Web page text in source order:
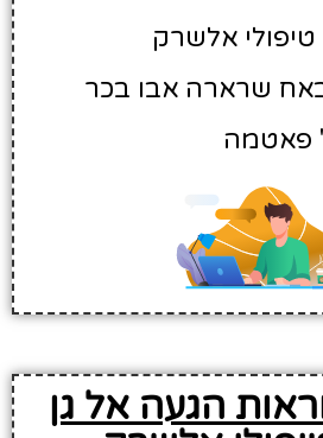
טיפולי אלשרק
שרארה אבו בכר
פאטמה
הגעה אל גן